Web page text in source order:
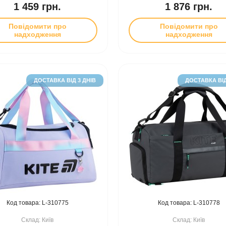
1 459 грн.
Повідомити про
надходження
1 876 грн.
Повідомити про
надходження
ДОСТАВКА ВІД 3 ДНІВ
310775
Київ
ДОСТАВКА
310778
Київ